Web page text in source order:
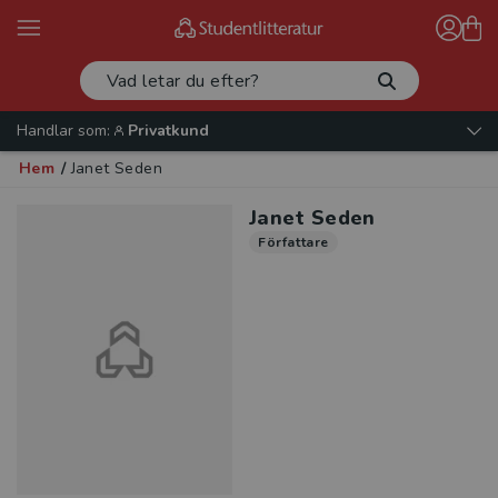
Handlar som:
Privatkund
Hem / Janet Seden
Janet Seden
Författare